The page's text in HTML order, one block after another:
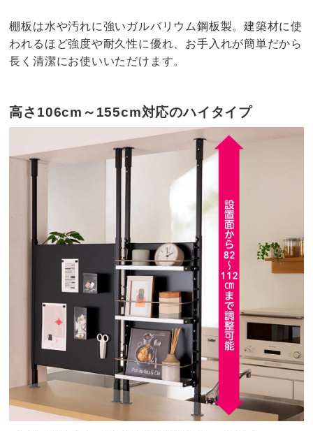
棚板は水や汚れに強いガルバリウム鋼板製。建築材に使
われるほど強度や耐久性に優れ、お手入れが簡単だから
長く清潔にお使いいただけます。
高さ106cm～155cm対応のハイタイプ